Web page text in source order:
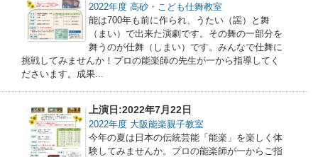
2022年度 高砂・こども仕舞教室
能は700年も前に作られ、うたい（謡）と舞
（まい）で出来た演劇です。その舞の一部分を
舞うのが仕舞（しまい）です。みんなで仕舞に
挑戦してみませんか！プロの能楽師の先生が一から指導してく
ださいます。成果...
上演日:2022年7月22日
2022年度 大阪能楽親子教室
今年の夏は日本の伝統芸能「能楽」を楽しく体
験してみませんか。プロの能楽師が一からご指